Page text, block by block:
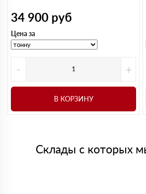
34 900 руб
Цена за
- +
В КОРЗИНУ
Склады с которых